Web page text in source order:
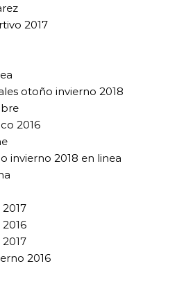
2017
otoño invierno 2018
2016
invierno 2018 en linea
2016